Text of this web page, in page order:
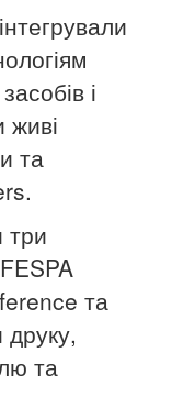
і
живі
та
три
та
та